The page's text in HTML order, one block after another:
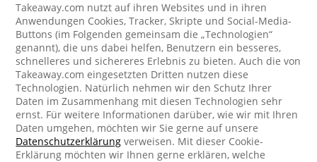
Takeaway.com nutzt auf ihren Websites und in ihren
Anwendungen Cookies, Tracker, Skripte und Social-Media-
Buttons (im Folgenden gemeinsam die „Technologien“
genannt), die uns dabei helfen, Benutzern ein besseres,
schnelleres und sichereres Erlebnis zu bieten. Auch die von
Takeaway.com eingesetzten Dritten nutzen diese
Technologien. Natürlich nehmen wir den Schutz Ihrer
Daten im Zusammenhang mit diesen Technologien sehr
ernst. Für weitere Informationen darüber, wie wir mit Ihren
Daten umgehen, möchten wir Sie gerne auf unsere
Datenschutzerklärung verweisen. Mit dieser Cookie-
Erklärung möchten wir Ihnen gerne erklären, welche